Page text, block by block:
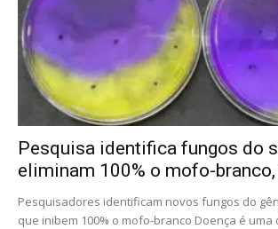
Pesquisa identifica fungos do
eliminam 100% o mofo-branco,
Pesquisadores identificam novos fungos do
que inibem 100% o mofo-branco Doença é uma